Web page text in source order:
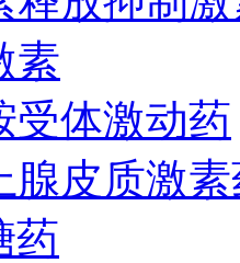
素
受体激动药
腺皮质激
药